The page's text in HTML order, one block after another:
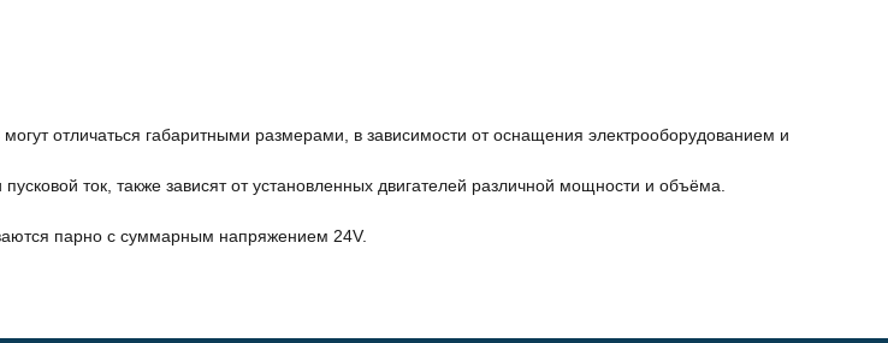
отличаться габаритными размерами, в зависимости от оснащения электрооборудованием и
ток, также зависят от установленных двигателей различной мощности и объёма.
парно с суммарным напряжением 24V.